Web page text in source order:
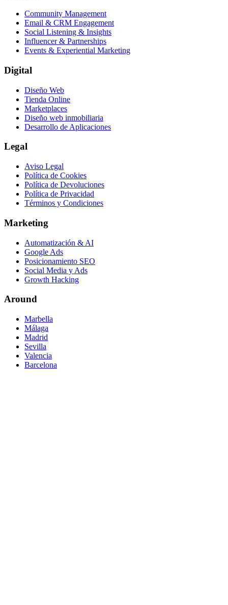
Community Management
Email & CRM Engagement
Social Listening & Insights
Influencer & Partnerships
Events & Experiential Marketing
Digital
Diseño Web
Tienda Online
Marketplaces
Diseño web inmobiliaria
Desarrollo de Aplicaciones
Legal
Aviso Legal
Política de Cookies
Política de Devoluciones
Política de Privacidad
Términos y Condiciones
Marketing
Automatización & AI
Google Ads
Posicionamiento SEO
Social Media y Ads
Growth Hacking
Around
Marbella
Málaga
Madrid
Sevilla
Valencia
Barcelona